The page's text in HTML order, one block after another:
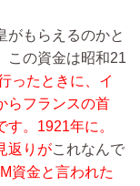
がもらえるのかと
この資金は昭和21
ったときに、イ
らフランスの首
。1921年に。
返りがこれなんで
資金と言われた